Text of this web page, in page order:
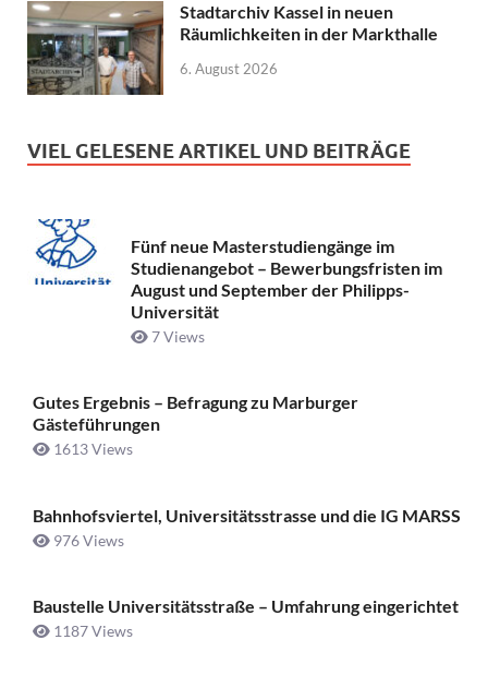
Stadtarchiv Kassel in neuen
Räumlichkeiten in der Markthalle
6. August 2026
VIEL GELESENE ARTIKEL UND BEITRÄGE
Fünf neue Masterstudiengänge im
Studienangebot – Bewerbungsfristen im
August und September der Philipps-
Universität
7 Views
Gutes Ergebnis – Befragung zu Marburger
Gästeführungen
1613 Views
Bahnhofsviertel, Universitätsstrasse und die IG MARSS
976 Views
Baustelle Universitätsstraße ­– Umfahrung eingerichtet
1187 Views